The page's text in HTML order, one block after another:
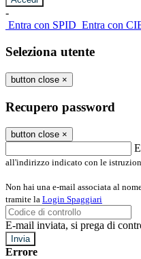
-
Entra con SPID Entra con
Seleziona utente
button close ×
Recupero password
button close ×
all'indirizzo indicato con le
Non hai una e-mail associata al
tramite la Login Spaggiari
E-mail inviata, si prega di
Errore